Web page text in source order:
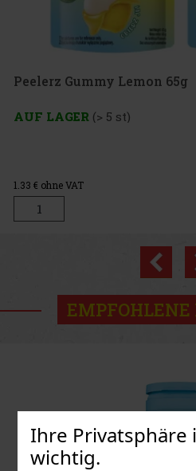
Ihre Privatsphäre
wichtig.
1.49 €
EMPFOHLENE